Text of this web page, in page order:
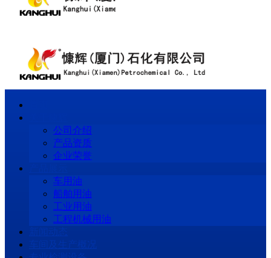
公司介绍
产品资质
企业荣誉
车用油
船舶用油
工业用油
工程机械用油
车间及生产概况